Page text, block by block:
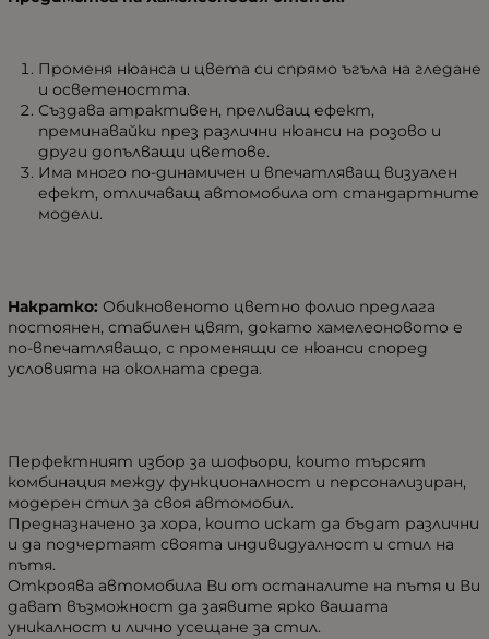
Променя нюанса и цвета си спрямо ъгъла на гледане
и осветеността.
Създава атрактивен, преливащ ефект,
преминавайки през различни нюанси на розово и
други допълващи цветове.
Има много по-динамичен и впечатляващ визуален
ефект, отличаващ автомобила от стандартните
модели.
Накратко: Обикновеното цветно фолио предлага
постоянен, стабилен цвят, докато хамелеоновото е
по-впечатляващо, с променящи се нюанси според
условията на околната среда.
Перфектният избор за шофьори, които търсят
комбинация между функционалност и персонализиран,
модерен стил за своя автомобил.
Предназначено за хора, които искат да бъдат различни
и да подчертаят своята индивидуалност и стил на
пътя.
Откроява автомобила Ви от останалите на пътя и Ви
дават възможност да заявите ярко вашата
уникалност и лично усещане за стил.